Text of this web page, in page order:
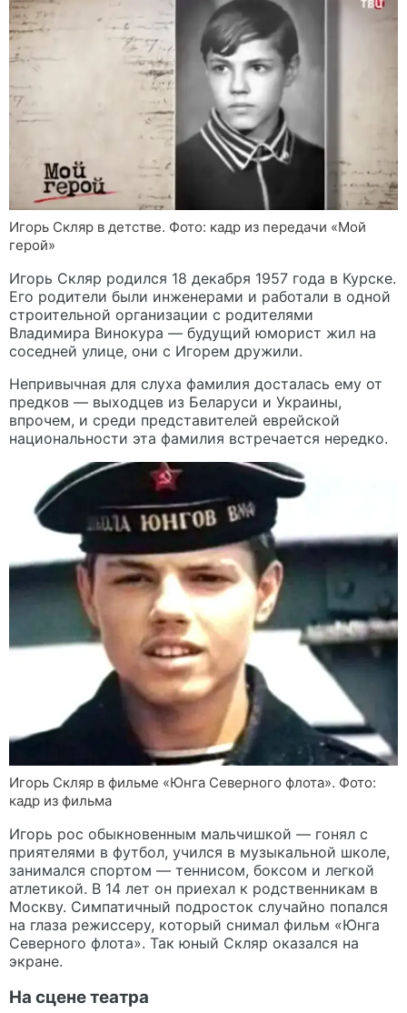
Игорь Скляр в детстве. Фото: кадр из передачи «Мой
герой»
Игорь Скляр родился 18 декабря 1957 года в Курске.
Его родители были инженерами и работали в одной
строительной организации с родителями
Владимира Винокура — будущий юморист жил на
соседней улице, они с Игорем дружили.
Непривычная для слуха фамилия досталась ему от
предков — выходцев из Беларуси и Украины,
впрочем, и среди представителей еврейской
национальности эта фамилия встречается нередко.
Игорь Скляр в фильме «Юнга Северного флота». Фото:
кадр из фильма
Игорь рос обыкновенным мальчишкой — гонял с
приятелями в футбол, учился в музыкальной школе,
занимался спортом — теннисом, боксом и легкой
атлетикой. В 14 лет он приехал к родственникам в
Москву. Симпатичный подросток случайно попался
на глаза режиссеру, который снимал фильм «Юнга
Северного флота». Так юный Скляр оказался на
экране.
На сцене театра